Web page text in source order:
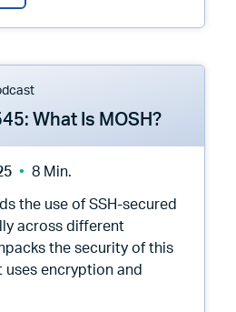
What Is MOSH?
8 Min.
the use of SSH-secured
across different
the security of this
uses encryption and